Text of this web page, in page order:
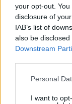
your opt-out.
disclosure of
IAB’s list of
also be
Downstream
Please note that
not limited to
Personal
I want to